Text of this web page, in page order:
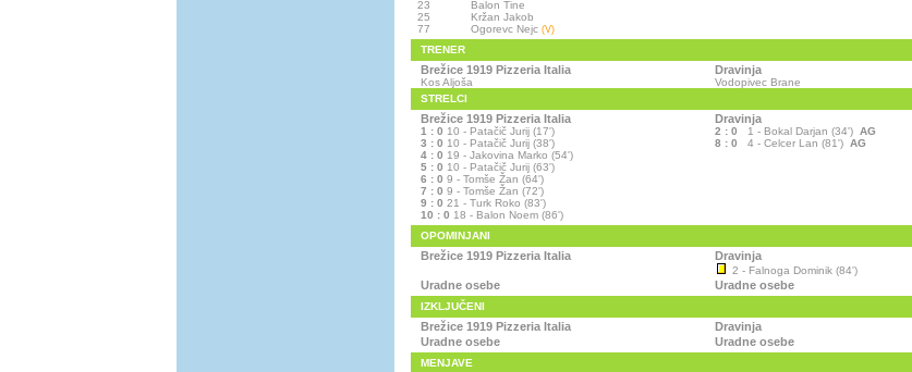
23
Balon Tine
25
Kržan Jakob
77
Ogorevc Nejc (V)
TRENER
Brežice 1919 Pizzeria Italia
Kos Aljoša
Dravinja
Vodopivec Brane
STRELCI
Brežice 1919 Pizzeria Italia
1 : 0 10 - Patačič Jurij (17')
3 : 0 10 - Patačič Jurij (38')
4 : 0 19 - Jakovina Marko (54')
5 : 0 10 - Patačič Jurij (63')
6 : 0 9 - Tomše Žan (64')
7 : 0 9 - Tomše Žan (72')
9 : 0 21 - Turk Roko (83')
10 : 0 18 - Balon Noem (86')
Dravinja
2 : 0 1 - Bokal Darjan (34') AG
8 : 0
4 - Celcer Lan (81') AG
OPOMINJANI
Brežice 1919 Pizzeria Italia Dravinja
2 - Falnoga Dominik (84')
Uradne osebe Uradne osebe
IZKLJUČENI
Brežice 1919 Pizzeria Italia
Dravinja
Uradne osebe
Uradne osebe
MENJAVE